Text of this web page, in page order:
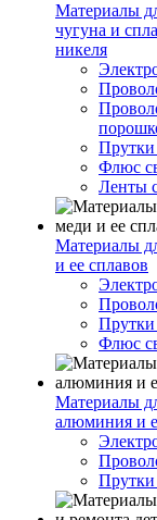
Материалы
чугуна и
никеля
Флюс
Ленты
Материалы
и ее сплавов
Флюс
Материалы
алюминия и